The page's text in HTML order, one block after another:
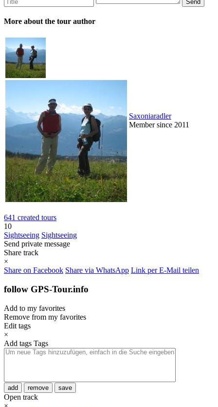
More about the tour author
Saxoniaradler
Member since 2011
641 created tours
10
Sightseeing Sightseeing
Send private message
Share track
×
Share on Facebook Share via WhatsApp Link per E-Mail teilen
follow GPS-Tour.info
Add to my favorites
Remove from my favorites
Edit tags
×
Add tags Tags
add remove save
Open track